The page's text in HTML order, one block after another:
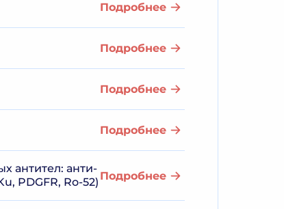
Подробнее
Подробнее
Подробнее
Подробнее
антител: анти-
PDGFR, Ro-52) Подробнее